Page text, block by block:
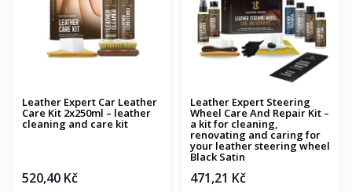
Leather Expert Car Leather
Care Kit 2x250ml – leather
cleaning and care kit
520,40 Kč
Leather Expert Steering
Wheel Care And Repair Kit –
a kit for cleaning,
renovating and caring for
your leather steering wheel
Black Satin
471,21 Kč